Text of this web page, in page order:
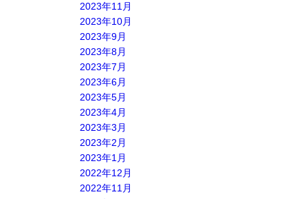
2023年11月
2023年10月
2023年9月
2023年8月
2023年7月
2023年6月
2023年5月
2023年4月
2023年3月
2023年2月
2023年1月
2022年12月
2022年11月